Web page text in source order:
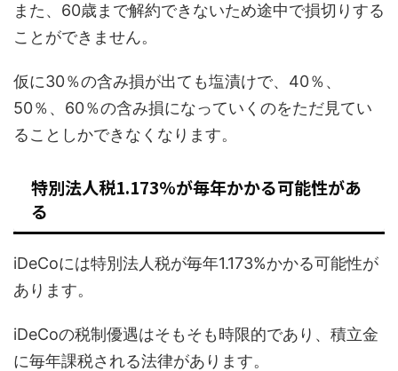
また、60歳まで解約できないため途中で損切りする
ことができません。
仮に30％の含み損が出ても塩漬けで、40％、
50％、60％の含み損になっていくのをただ見てい
ることしかできなくなります。
特別法人税1.173%が毎年かかる可能性があ
る
iDeCoには特別法人税が毎年1.173%かかる可能性が
あります。
iDeCoの税制優遇はそもそも時限的であり、積立金
に毎年課税される法律があります。